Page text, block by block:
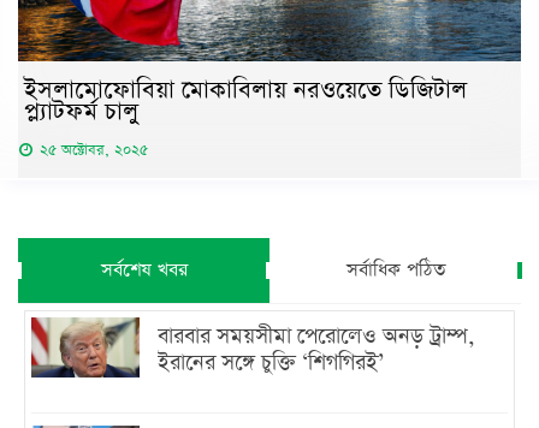
ইসলামোফোবিয়া মোকাবিলায় নরওয়েতে ডিজিটাল
প্ল্যাটফর্ম চালু
২৫ অক্টোবর, ২০২৫
সর্বশেষ খবর সর্বাধিক পঠিত
বারবার সময়সীমা পেরোলেও অনড় ট্রাম্প,
ইরানের সঙ্গে চুক্তি ‘শিগগিরই’